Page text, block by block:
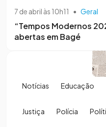
7 de abril às 10h11 • Geral
“Tempos Modernos
abertas em Bagé
Notícias Educação
Justiça Polícia